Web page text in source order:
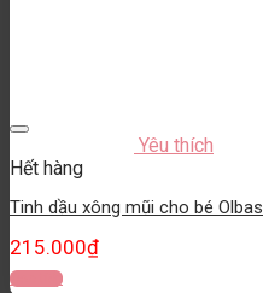
Yêu thích
Hết hàng
Tinh dầu xông mũi cho bé Olbas
215.000₫
Đọc tiếp